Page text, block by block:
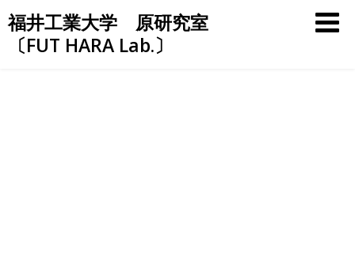
Skip
to
content
福井工業大学 原研究室
〔FUT HARA Lab.〕